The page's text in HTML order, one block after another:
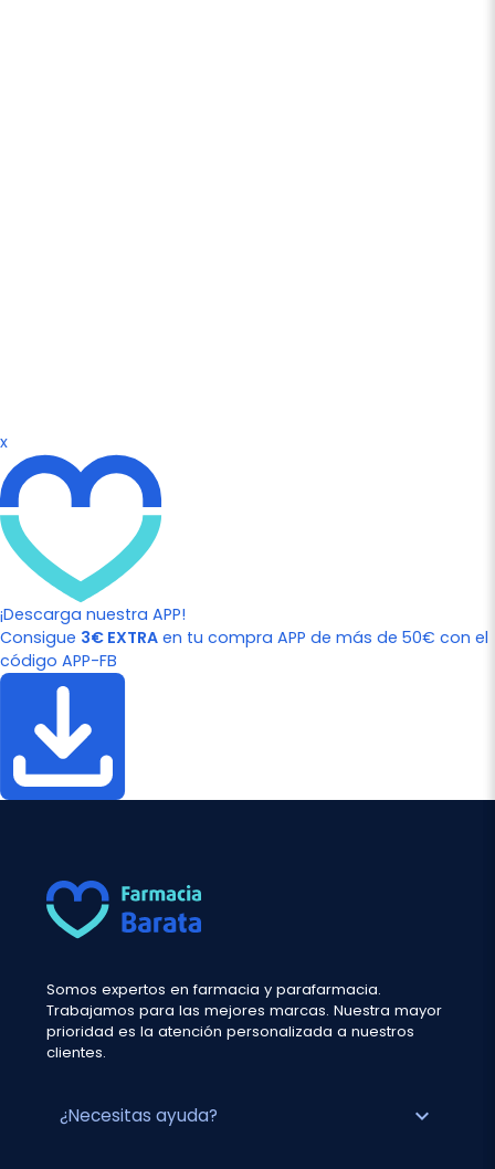
x
¡Descarga nuestra APP!
Consigue 3€ EXTRA en tu compra APP de más de 50€ con el
código APP-FB
Somos expertos en farmacia y parafarmacia.
Trabajamos para las mejores marcas. Nuestra mayor
prioridad es la atención personalizada a nuestros
clientes.
¿Necesitas ayuda? expand_more